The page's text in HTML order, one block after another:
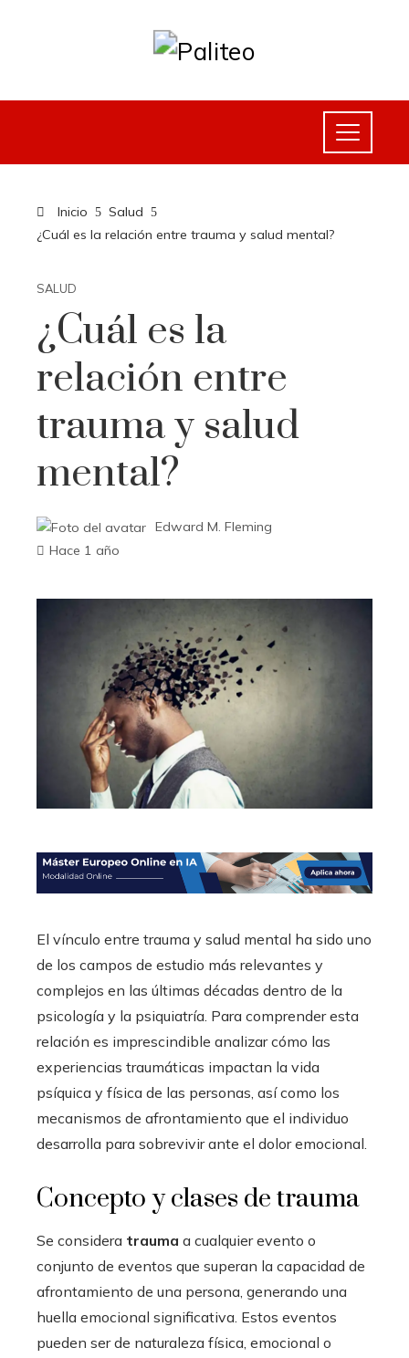
Inicio
Salud
¿Cuál es la relación entre trauma y salud mental?
SALUD
¿Cuál es la
relación entre
trauma y salud
mental?
Edward M. Fleming
Hace 1 año
El vínculo entre trauma y salud mental ha sido uno
de los campos de estudio más relevantes y
complejos en las últimas décadas dentro de la
psicología y la psiquiatría. Para comprender esta
relación es imprescindible analizar cómo las
experiencias traumáticas impactan la vida
psíquica y física de las personas, así como los
mecanismos de afrontamiento que el individuo
desarrolla para sobrevivir ante el dolor emocional.
Concepto y clases de trauma
Se considera trauma a cualquier evento o
conjunto de eventos que superan la capacidad de
afrontamiento de una persona, generando una
huella emocional significativa. Estos eventos
pueden ser de naturaleza física, emocional o